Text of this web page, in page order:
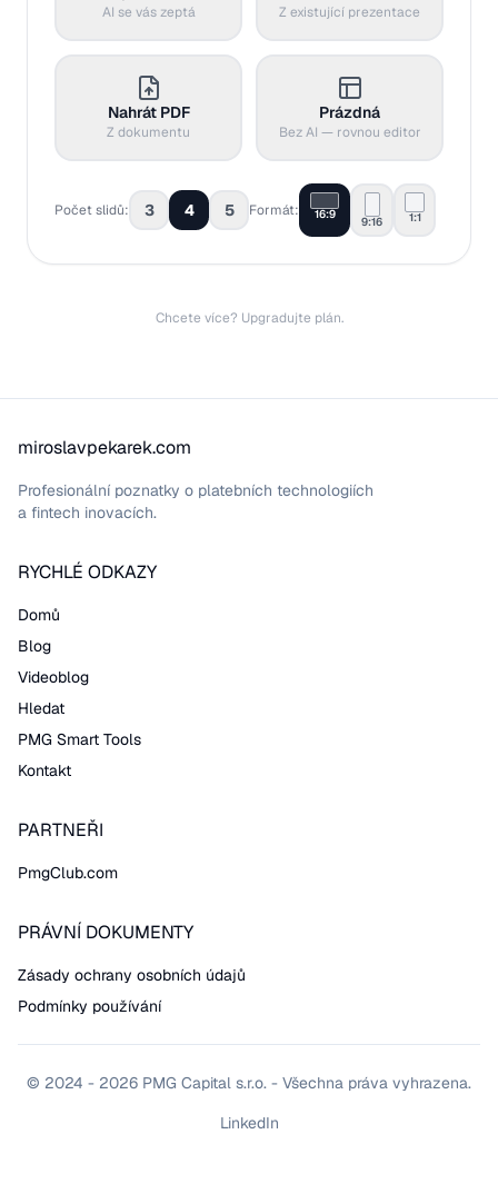
AI se vás zeptá Z existující prezentace
Nahrát PDF
Z dokumentu
Prázdná
Bez AI — rovnou editor
Počet slidů: 3 4 5 Formát: 16:9
9:16 1:1
Chcete více? Upgradujte plán.
miroslavpekarek.com
Profesionální poznatky o platebních technologiích
a fintech inovacích.
RYCHLÉ ODKAZY
Domů
Blog
Videoblog
Hledat
PMG Smart Tools
Kontakt
PARTNEŘI
PmgClub.com
PRÁVNÍ DOKUMENTY
Zásady ochrany osobních údajů
Podmínky používání
© 2024 - 2026 PMG Capital s.r.o. - Všechna práva vyhrazena.
LinkedIn